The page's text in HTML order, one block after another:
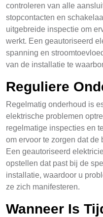
controleren van alle
stopcontacten en
uitgebreide inspectie om
werkt. Een geautoriseerd
spanning en
van de installatie te
Reguliere
Regelmatig onderhoud is
elektrische problemen
regelmatige inspecties en
om ervoor te zorgen dat de
Een geautoriseerd
opstellen dat past bij de
installatie, waardoor u
ze zich manifesteren.
Wanneer Is